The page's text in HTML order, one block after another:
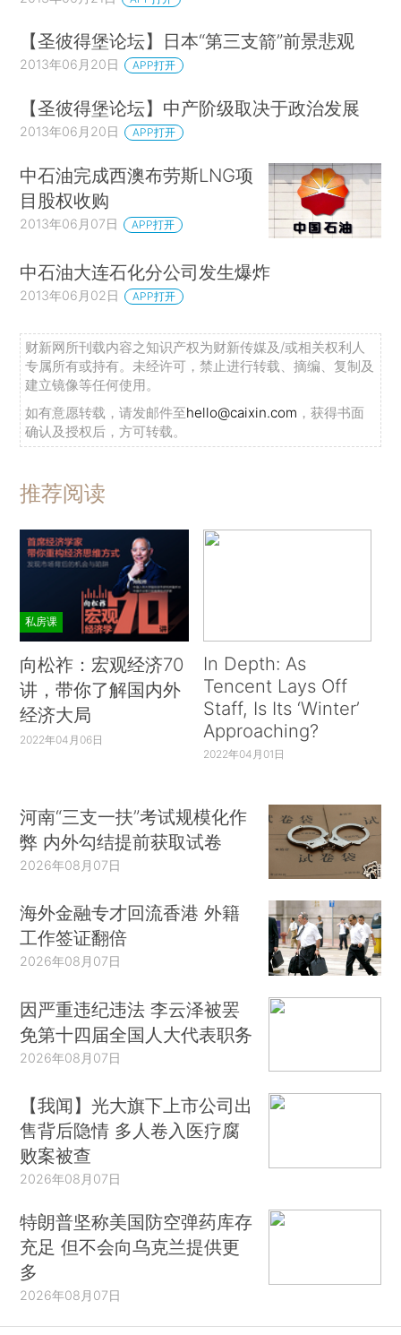
【圣彼得堡论坛】日本“第三支箭”前景悲观
2013年06月20日 APP打开
【圣彼得堡论坛】中产阶级取决于政治发展
2013年06月20日 APP打开
中石油完成西澳布劳斯LNG项
目股权收购
2013年06月07日 APP打开
中石油大连石化分公司发生爆炸
2013年06月02日 APP打开
财新网所刊载内容之知识产权为财新传媒及/或相关权利人
专属所有或持有。未经许可，禁止进行转载、摘编、复制及
建立镜像等任何使用。
如有意愿转载，请发邮件至hello@caixin.com ，获得书面
确认及授权后，方可转载。
推荐阅读
私房课
向松祚：宏观经济70
讲，带你了解国内外
经济大局
2022年04月06日
In Depth: As
Tencent Lays Off
Staff, Is Its ‘Winter’
Approaching?
2022年04月01日
河南“三支一扶”考试规模化作
弊 内外勾结提前获取试卷
2026年08月07日
海外金融专才回流香港 外籍
工作签证翻倍
2026年08月07日
因严重违纪违法 李云泽被罢
免第十四届全国人大代表职务
2026年08月07日
【我闻】光大旗下上市公司出
售背后隐情 多人卷入医疗腐
败案被查
2026年08月07日
特朗普坚称美国防空弹药库存
充足 但不会向乌克兰提供更
多
2026年08月07日